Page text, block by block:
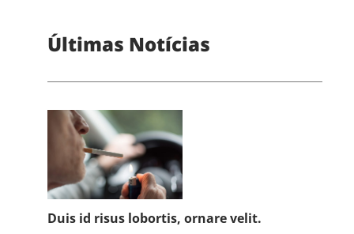
Últimas Notícias
Duis id risus lobortis, ornare velit.